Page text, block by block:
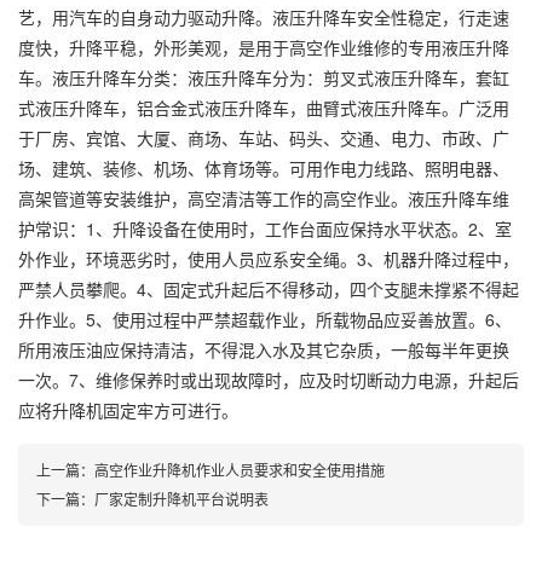
艺，用汽车的自身动力驱动升降。液压升降车安全性稳定，行走速
度快，升降平稳，外形美观，是用于高空作业维修的专用液压升降
车。液压升降车分类：液压升降车分为：剪叉式液压升降车，套缸
式液压升降车，铝合金式液压升降车，曲臂式液压升降车。广泛用
于厂房、宾馆、大厦、商场、车站、码头、交通、电力、市政、广
场、建筑、装修、机场、体育场等。可用作电力线路、照明电器、
高架管道等安装维护，高空清洁等工作的高空作业。液压升降车维
护常识：1、升降设备在使用时，工作台面应保持水平状态。2、室
外作业，环境恶劣时，使用人员应系安全绳。3、机器升降过程中，
严禁人员攀爬。4、固定式升起后不得移动，四个支腿未撑紧不得起
升作业。5、使用过程中严禁超载作业，所载物品应妥善放置。6、
所用液压油应保持清洁，不得混入水及其它杂质，一般每半年更换
一次。7、维修保养时或出现故障时，应及时切断动力电源，升起后
应将升降机固定牢方可进行。
上一篇： 高空作业升降机作业人员要求和安全使用措施
下一篇： 厂家定制升降机平台说明表